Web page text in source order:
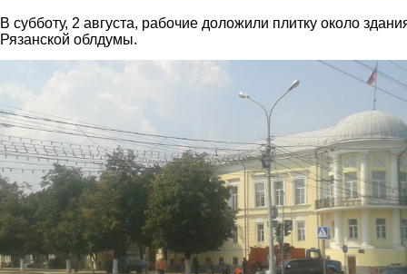
В субботу, 2 августа, рабочие доложили плитку около
Рязанской облдумы.